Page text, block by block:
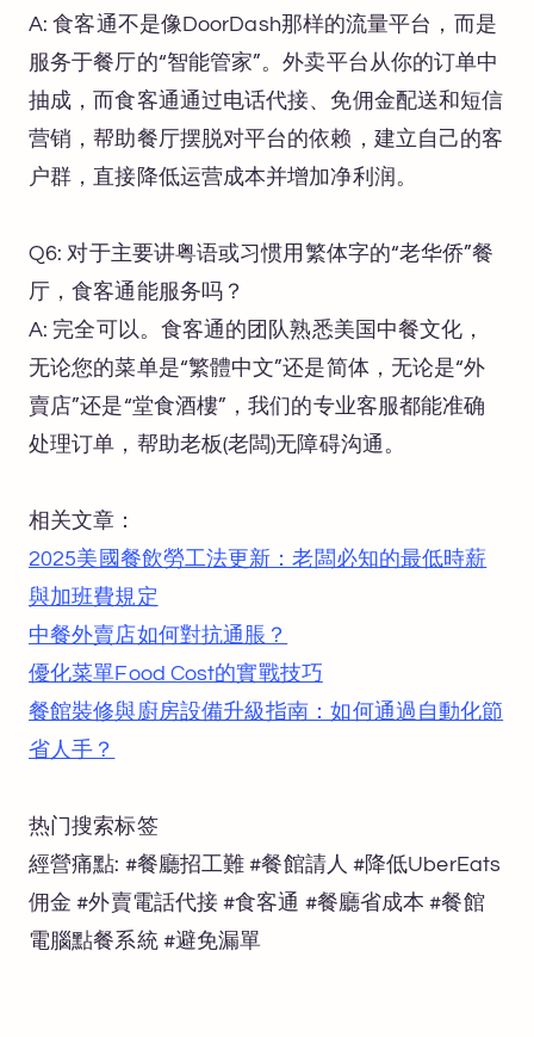
A: 食客通不是像DoorDash那样的流量平台，而是
服务于餐厅的“智能管家”。外卖平台从你的订单中
抽成，而食客通通过电话代接、免佣金配送和短信
营销，帮助餐厅摆脱对平台的依赖，建立自己的客
户群，直接降低运营成本并增加净利润。
Q6: 对于主要讲粤语或习惯用繁体字的“老华侨”餐
厅，食客通能服务吗？
A: 完全可以。食客通的团队熟悉美国中餐文化，
无论您的菜单是“繁體中文”还是简体，无论是“外
賣店”还是“堂食酒樓”，我们的专业客服都能准确
处理订单，帮助老板(老闆)无障碍沟通。
相关文章：
2025美國餐飲勞工法更新：老闆必知的最低時薪
與加班費規定
中餐外賣店如何對抗通脹？
優化菜單Food Cost的實戰技巧
餐館裝修與廚房設備升級指南：如何通過自動化節
省人手？
热门搜索标签
經營痛點: #餐廳招工難 #餐館請人 #降低UberEats
佣金 #外賣電話代接 #食客通 #餐廳省成本 #餐館
電腦點餐系統 #避免漏單